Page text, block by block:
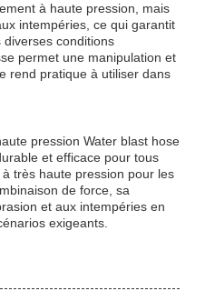
à haute pression, mais
intempéries, ce qui garantit
conditions
permet une manipulation et
rend pratique à utiliser dans
pression Water blast hose
et efficace pour tous
très haute pression pour les
de force, sa
et aux intempéries en
exigeants.